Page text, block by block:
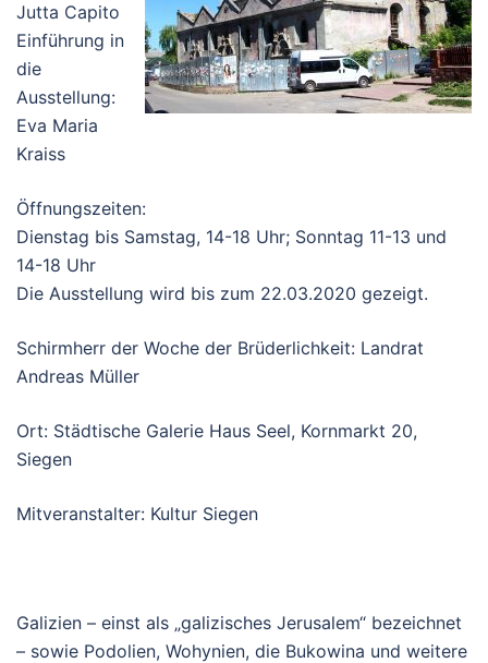
Jutta Capito
Einführung in
die
Ausstellung:
Eva Maria
Kraiss
Öffnungszeiten:
Dienstag bis Samstag, 14-18 Uhr; Sonntag 11-13 und
14-18 Uhr
Die Ausstellung wird bis zum 22.03.2020 gezeigt.
Schirmherr der Woche der Brüderlichkeit: Landrat
Andreas Müller
Ort: Städtische Galerie Haus Seel, Kornmarkt 20,
Siegen
Mitveranstalter: Kultur Siegen
Galizien – einst als „galizisches Jerusalem“ bezeichnet
– sowie Podolien, Wohynien, die Bukowina und weitere